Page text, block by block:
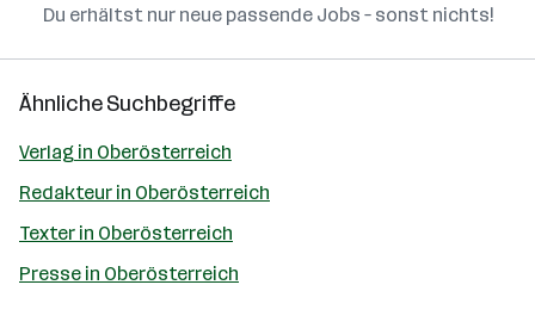
Du erhältst nur neue passende Jobs – sonst nichts!
Ähnliche Suchbegriffe
Verlag in Oberösterreich
Redakteur in Oberösterreich
Texter in Oberösterreich
Presse in Oberösterreich